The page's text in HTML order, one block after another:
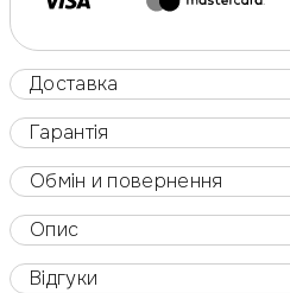
Доставка
Гарантія
Обмін и повернення
Опис
Відгуки